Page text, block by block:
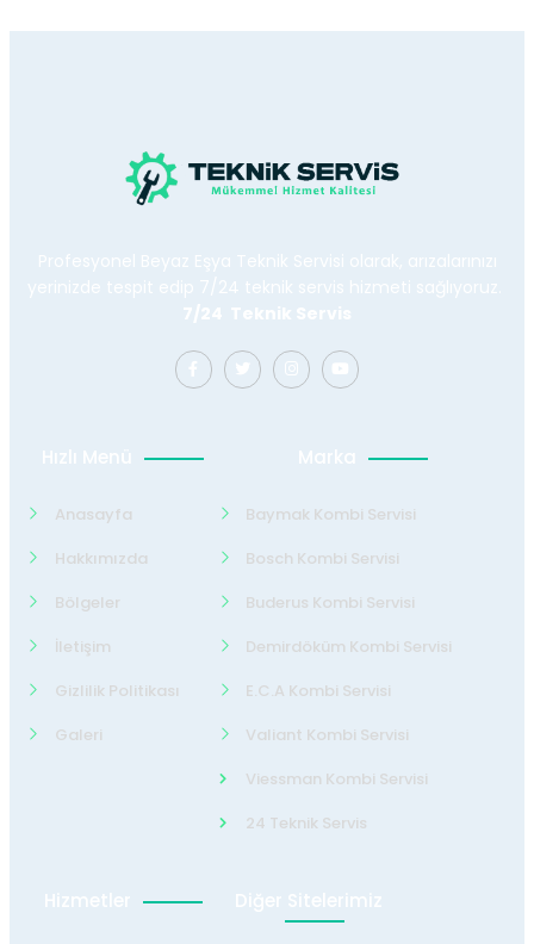
Profesyonel Beyaz Eşya Teknik Servisi olarak, arızalarınızı
yerinizde tespit edip 7/24 teknik servis hizmeti sağlıyoruz.
7/24 Teknik Servis
Hızlı Menü
Anasayfa
Hakkımızda
Bölgeler
İletişim
Gizlilik Politikası
Galeri
Marka
Baymak Kombi Servisi
Bosch Kombi Servisi
Buderus Kombi Servisi
Demirdöküm Kombi Servisi
E.C.A Kombi Servisi
Valiant Kombi Servisi
Viessman Kombi Servisi
24 Teknik Servis
Hizmetler Diğer Sitelerimiz